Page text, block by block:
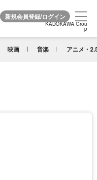
KADOKAWA Grou
p
映画 音楽 アニメ・
KADOKAWA Grou
p